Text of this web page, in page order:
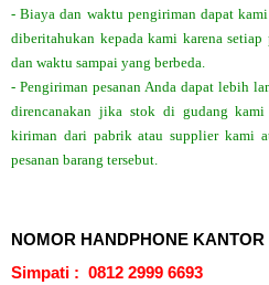
- Biaya dan waktu pengiriman dapat
diberitahukan kepada kami karena
dan waktu sampai yang berbeda.
- Pengiriman pesanan Anda dapat lebih
direncanakan jika stok di gudang
kiriman dari pabrik atau supplier kami
pesanan barang tersebut.
NOMOR HANDPHONE KANTOR
Simpati : 0812 2999 6693